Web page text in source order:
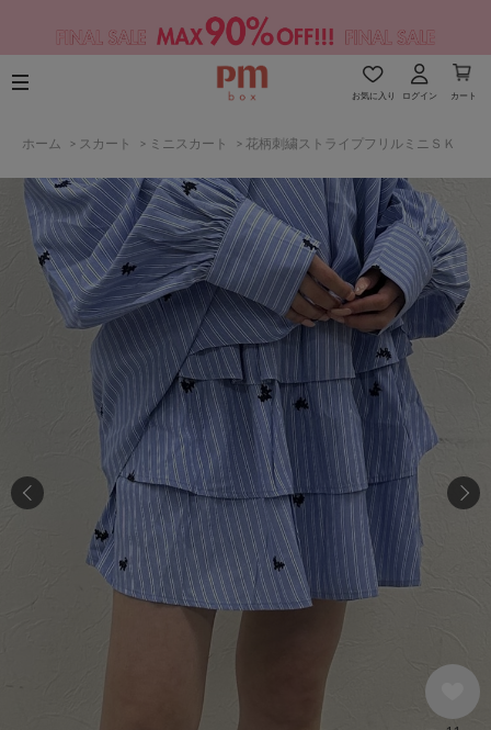
お気に入り ログイン カート
ホーム > スカート > ミニスカート > 花柄刺繍ストライプフリルミニＳＫ